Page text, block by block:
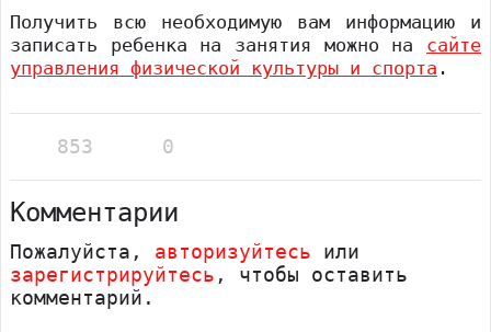
Получить всю необходимую вам информацию и
записать ребенка на занятия можно на сайте
управления физической культуры и спорта .
853 0
Комментарии
Пожалуйста, авторизуйтесь или
зарегистрируйтесь , чтобы оставить
комментарий.